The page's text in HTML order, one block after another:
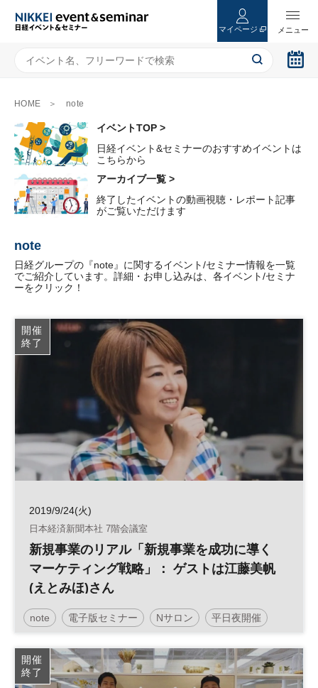
マイページ
HOME note
イベントTOP >
日経イベント&セミナーのおすすめイベントは
こちらから
アーカイブ一覧 >
終了したイベントの動画視聴・レポート記事
がご覧いただけます
note
日経グループの『note』に関するイベント/セミナー情報を一覧
でご紹介しています。詳細・お申し込みは、各イベント/セミナ
ーをクリック！
開催
終了
2019/9/24(火)
日本経済新聞本社 7階会議室
新規事業のリアル「新規事業を成功に導く
マーケティング戦略」： ゲストは江藤美帆
(えとみほ)さん
note 電子版セミナー Nサロン 平日夜開催
開催
終了